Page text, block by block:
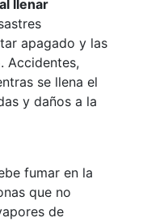
llenar
apagado y las
Accidentes,
se llena el
y daños a la
fumar en la
que no
de